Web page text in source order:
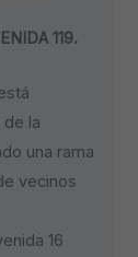
119.
la
una rama
vecinos
16